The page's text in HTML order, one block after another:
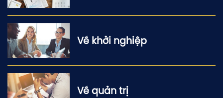
Về khởi nghiệp
Về quản trị